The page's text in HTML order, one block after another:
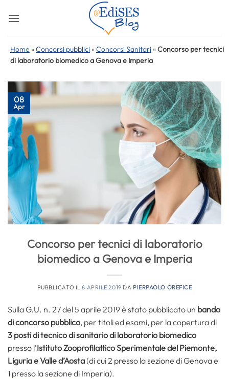
Home »Concorsi pubblici »Concorsi Sanitari »Concorso per tecnici
di laboratorio biomedico a Genova e Imperia
08
Apr
Concorso per tecnici di laboratorio
biomedico a Genova e Imperia
PUBBLICATO IL8 APRILE 2019 DA PIERPAOLO OREFICE
Sulla G.U. n. 27 del 5 aprile 2019 è stato pubblicato un bando
di concorso pubblico, per titoli ed esami, per la copertura di
3 posti di tecnico di sanitario di laboratorio biomedico
presso l’Istituto Zooprofilattico Sperimentale del Piemonte,
Liguria e Valle d’Aosta(di cui 2 presso la sezione di Genova e
1 presso la sezione di Imperia).